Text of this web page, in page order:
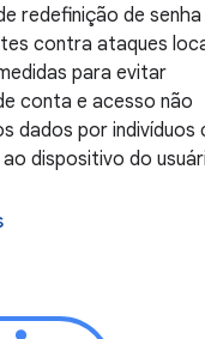
redefinição de
contra ataques
para evitar
conta e acesso não
dados por indivíduos
dispositivo do